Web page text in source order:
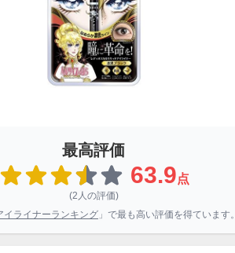
最高評価
63.9点
(2人の評価)
イライナーランキング 」で最も高い評価を得ています。